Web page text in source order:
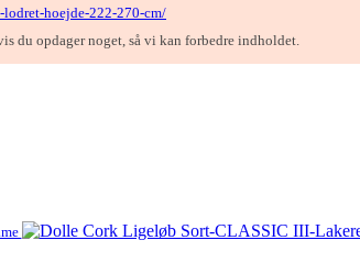
hoejde-222-270-cm/
du opdager noget, så vi kan forbedre indholdet.